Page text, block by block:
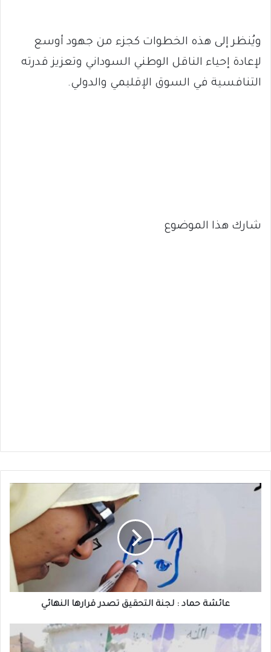
ويُنظر إلى هذه الخطوات كجزء من جهود أوسع
لإعادة إحياء الناقل الوطني السوداني وتعزيز قدرته
التنافسية في السوق الإقليمي والدولي.
شارك هذا الموضوع
عائشة
عائشة حماد : لجنة التحقيق تصدر قرارها النهائي
الفاتح
قرشي